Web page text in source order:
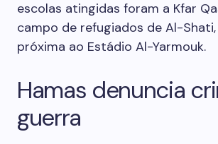
escolas atingidas foram a Kfar
campo de refugiados de Al-Shati,
próxima ao Estádio Al-Yarmouk.
Hamas denuncia
guerra